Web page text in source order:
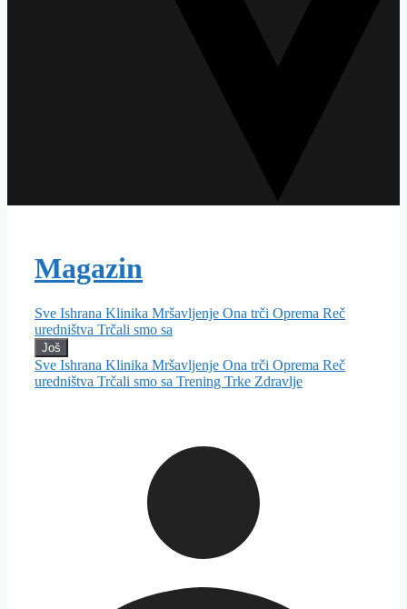
Magazin
Sve Ishrana Klinika Mršavljenje Ona trči Oprema Reč
uredništva Trčali smo sa
Još
Sve Ishrana Klinika Mršavljenje Ona trči Oprema Reč
uredništva Trčali smo sa Trening Trke Zdravlje